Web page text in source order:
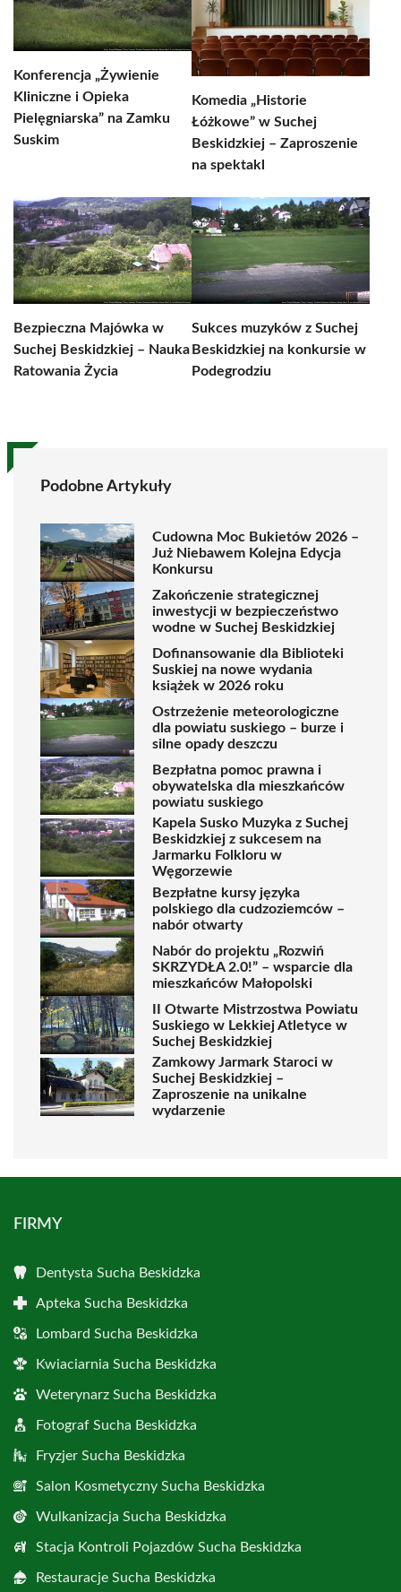
Konferencja „Żywienie
Kliniczne i Opieka
Pielęgniarska” na Zamku
Suskim
Komedia „Historie
Łóżkowe” w Suchej
Beskidzkiej – Zaproszenie
na spektakl
Bezpieczna Majówka w
Suchej Beskidzkiej – Nauka
Ratowania Życia
Sukces muzyków z Suchej
Beskidzkiej na konkursie w
Podegrodziu
Podobne Artykuły
Cudowna Moc Bukietów 2026 –
Już Niebawem Kolejna Edycja
Konkursu
Zakończenie strategicznej
inwestycji w bezpieczeństwo
wodne w Suchej Beskidzkiej
Dofinansowanie dla Biblioteki
Suskiej na nowe wydania
książek w 2026 roku
Ostrzeżenie meteorologiczne
dla powiatu suskiego – burze i
silne opady deszczu
Bezpłatna pomoc prawna i
obywatelska dla mieszkańców
powiatu suskiego
Kapela Susko Muzyka z Suchej
Beskidzkiej z sukcesem na
Jarmarku Folkloru w
Węgorzewie
Bezpłatne kursy języka
polskiego dla cudzoziemców –
nabór otwarty
Nabór do projektu „Rozwiń
SKRZYDŁA 2.0!” – wsparcie dla
mieszkańców Małopolski
II Otwarte Mistrzostwa Powiatu
Suskiego w Lekkiej Atletyce w
Suchej Beskidzkiej
Zamkowy Jarmark Staroci w
Suchej Beskidzkiej –
Zaproszenie na unikalne
wydarzenie
FIRMY
Dentysta Sucha Beskidzka
Apteka Sucha Beskidzka
Lombard Sucha Beskidzka
Kwiaciarnia Sucha Beskidzka
Weterynarz Sucha Beskidzka
Fotograf Sucha Beskidzka
Fryzjer Sucha Beskidzka
Salon Kosmetyczny Sucha Beskidzka
Wulkanizacja Sucha Beskidzka
Stacja Kontroli Pojazdów Sucha Beskidzka
Restauracje Sucha Beskidzka